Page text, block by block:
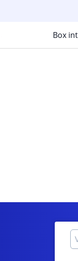
Box